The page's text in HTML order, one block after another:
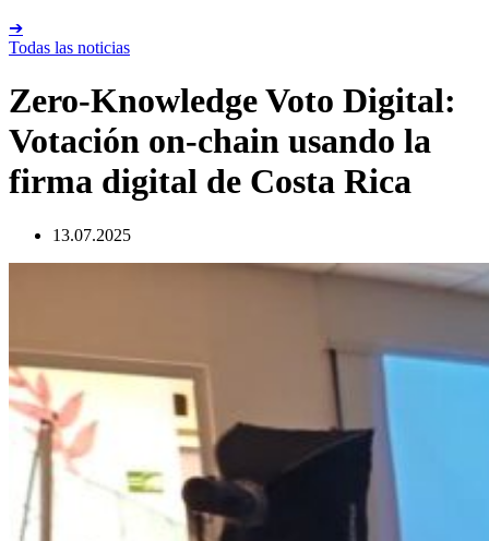
➔
Todas las noticias
Zero-Knowledge Voto Digital:
Votación on-chain usando la
firma digital de Costa Rica
13.07.2025